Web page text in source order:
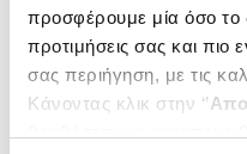
προσφέρουμε μία όσο το
προτιμήσεις σας και πιο
σας περιήγηση, με τις
Κάνοντας κλικ στην ‘’